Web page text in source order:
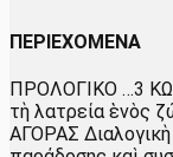
ΠΕΡΙΕΧΟΜΕΝΑ
ΠΡΟΛΟΓΙΚΟ …3
τὴ λατρεία ἑνὸς
ΑΓΟΡΑΣ Διαλογικὴ